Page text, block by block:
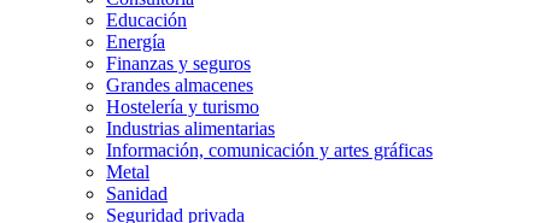
Educación
Energía
Finanzas y seguros
Grandes almacenes
Hostelería y turismo
Industrias alimentarias
Información, comunicación y artes gráficas
Metal
Sanidad
Seguridad privada